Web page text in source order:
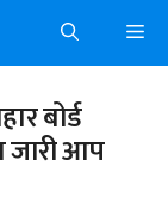
बोर्ड
जारी आप